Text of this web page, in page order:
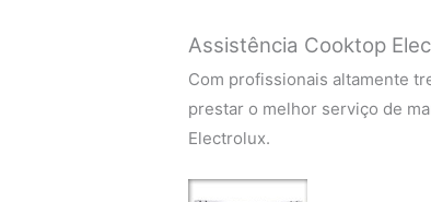
Assistência Cooktop
Com profissionais altamente
prestar o melhor serviço de
Electrolux.